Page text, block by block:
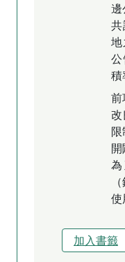
邊
積
前
改
使
加入書籤